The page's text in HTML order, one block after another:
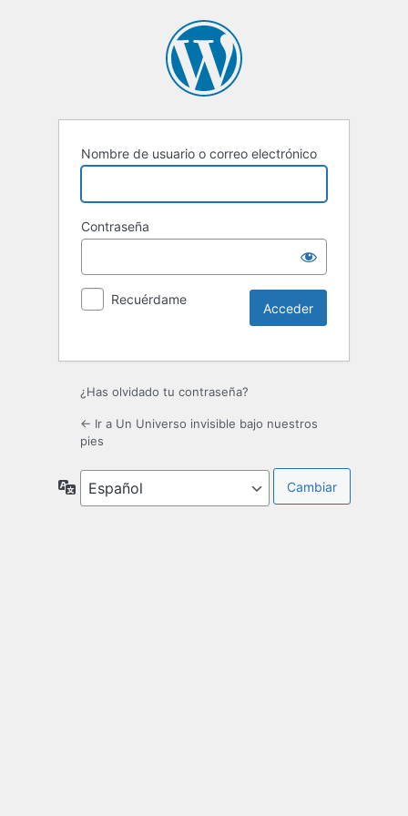
Nombre de usuario o correo electrónico
Contraseña
Recuérdame
¿Has olvidado tu contraseña?
← Ir a Un Universo invisible bajo nuestros
pies
Idioma